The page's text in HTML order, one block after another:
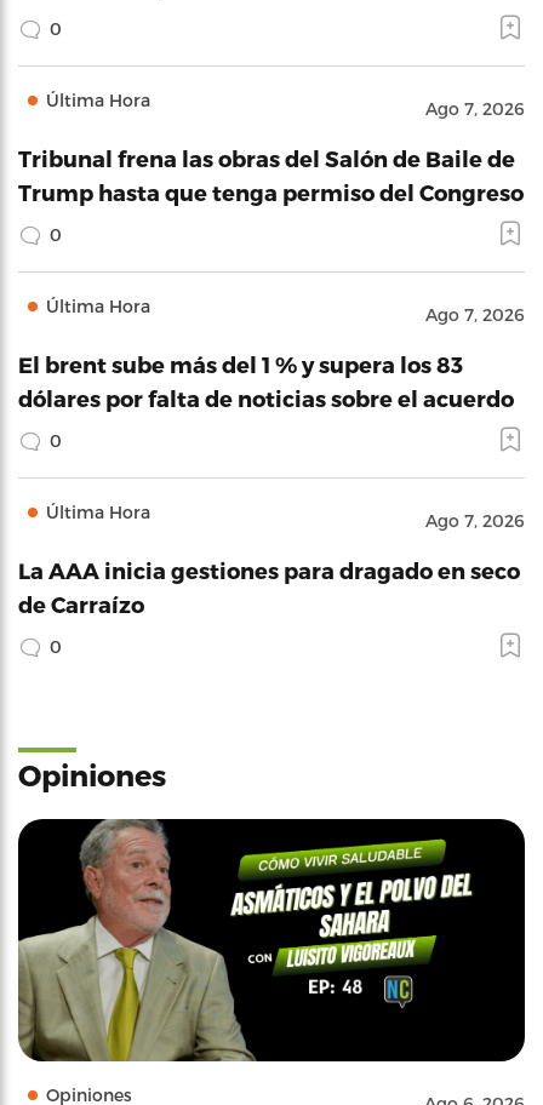
0
Última Hora Ago 7, 2026
Tribunal frena las obras del Salón de Baile de
Trump hasta que tenga permiso del Congreso
0
Última Hora Ago 7, 2026
El brent sube más del 1 % y supera los 83
dólares por falta de noticias sobre el acuerdo
0
Última Hora Ago 7, 2026
La AAA inicia gestiones para dragado en seco
de Carraízo
0
Opiniones
Opiniones